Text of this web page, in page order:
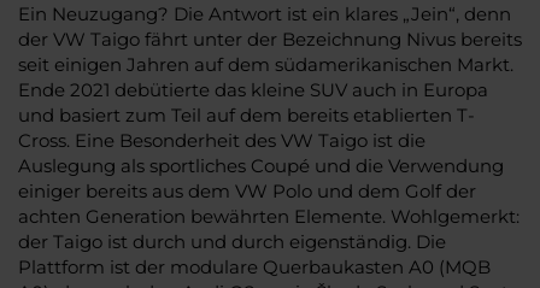
Ein Neuzugang? Die Antwort ist ein klares „Jein“, denn
der VW Taigo fährt unter der Bezeichnung Nivus bereits
seit einigen Jahren auf dem südamerikanischen Markt.
Ende 2021 debütierte das kleine SUV auch in Europa
und basiert zum Teil auf dem bereits etablierten T-
Cross. Eine Besonderheit des VW Taigo ist die
Auslegung als sportliches Coupé und die Verwendung
einiger bereits aus dem VW Polo und dem Golf der
achten Generation bewährten Elemente. Wohlgemerkt:
der Taigo ist durch und durch eigenständig. Die
Plattform ist der modulare Querbaukasten A0 (MQB